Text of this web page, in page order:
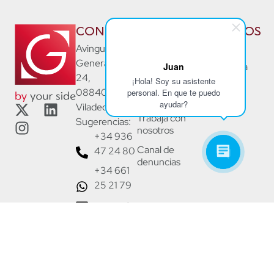
Juan
¡Hola! Soy su asistente
personal. En que te puedo
ayudar?
Nuestro
Equipo
Noticias
Trabaja con
nosotros
Canal de
denuncias
SERVICIOS
Consultoría
Laboral
Jurídico
CONTACTO
Avinguda
Generalitat
24,
08840
Viladecans
Sugerencias:
+34 936
47 24 80
+34 661
25 21 79
gemap@gemap.es